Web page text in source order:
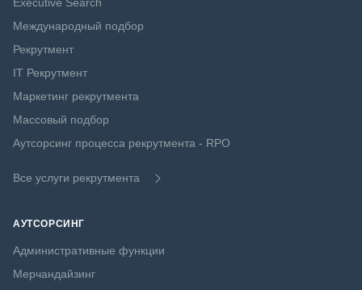
Международный подбор
Рекрутмент
IT Рекрутмент
Маркетинг рекрутмента
Массовый подбор
Аутсорсинг процесса рекрутмента - RPO
Все услуги рекрутмента
АУТСОРСИНГ
Административные функции
Мерчандайзинг